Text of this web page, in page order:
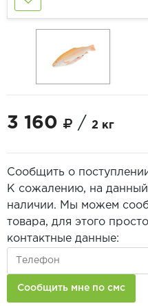
3 160 / 2 кг
Сообщить о
К сожалению, на данный
наличии. Мы можем
товара, для этого
контактные данные: